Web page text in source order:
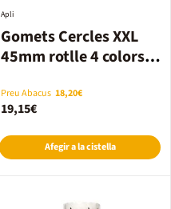
Gomets Cercles XXL
45mm rotlle 4 colors
Apli
Preu Abacus 18,20€
19,15€
Afegir a la cistella